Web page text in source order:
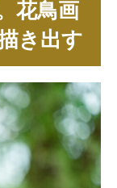
花鳥画
き出す